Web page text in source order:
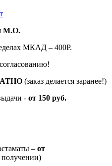
М.О.
МКАД – 400Р.
(заказ делается заранее!)
- от 150 руб.
– от